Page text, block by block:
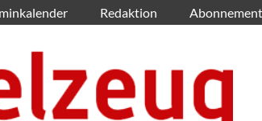
Redaktion Abonnement